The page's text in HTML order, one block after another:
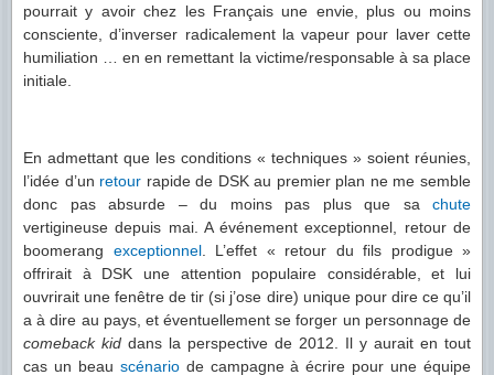
pourrait y avoir chez les Français une envie, plus ou moins
consciente, d’inverser radicalement la vapeur pour laver cette
humiliation … en en remettant la victime/responsable à sa place
initiale.
En admettant que les conditions « techniques » soient réunies,
l’idée d’un retour rapide de DSK au premier plan ne me semble
donc pas absurde – du moins pas plus que sa chute
vertigineuse depuis mai. A événement exceptionnel, retour de
boomerang exceptionnel. L’effet « retour du fils prodigue »
offrirait à DSK une attention populaire considérable, et lui
ouvrirait une fenêtre de tir (si j’ose dire) unique pour dire ce qu’il
a à dire au pays, et éventuellement se forger un personnage de
comeback kid dans la perspective de 2012. Il y aurait en tout
cas un beau scénariode campagne à écrire pour une équipe